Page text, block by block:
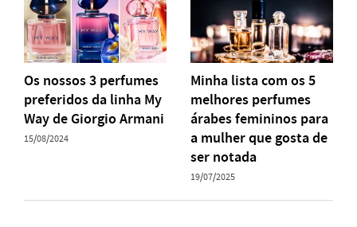
Os nossos 3 perfumes
preferidos da linha My
Way de Giorgio Armani
15/08/2024
Minha lista com os 5
melhores perfumes
árabes femininos para
a mulher que gosta de
ser notada
19/07/2025